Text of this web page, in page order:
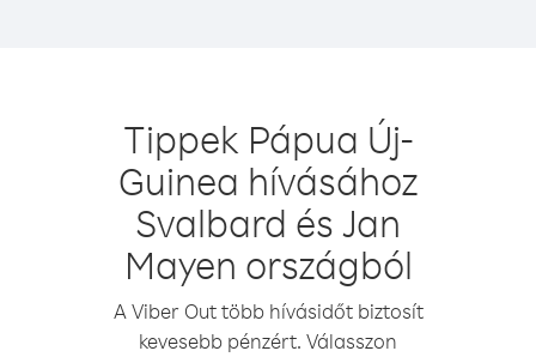
Tippek Pápua Új-
Guinea hívásához
Svalbard és Jan
Mayen országból
A Viber Out több hívásidőt biztosít
kevesebb pénzért. Válasszon